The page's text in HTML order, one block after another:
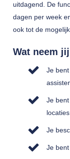
uitdagend. De
dagen per week
ook tot de
Wat neem
Je
Je
Je
Je